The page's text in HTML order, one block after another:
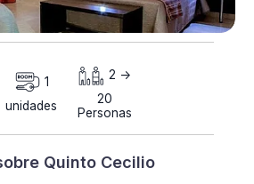
1
unidades
2 ->
20
Personas
Quinto Cecilio